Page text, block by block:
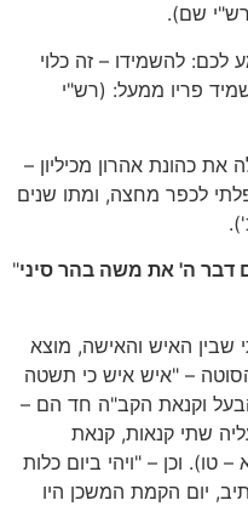
שם).
להשמידו – זה כלוי
פריו ממעל: (רש"י
כהונת אהרון מכיליון –
לכפר מחצה, ומתו שנים
דבר ה' את משה בהר סיני"
שבין האיש והאישה, מוצא
– "איש איש כי תשטה
וקנאת הקב"ה חד הם –
שתי קנאות, קנאת
וכן – "ויהי ביום כלות
יום הקמת המשכן היו